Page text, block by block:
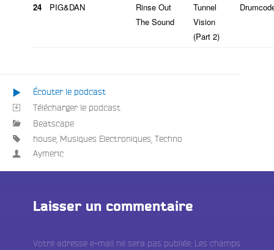
24 PIG&DAN
Rinse Out
The Sound
Tunnel
Vision
(Part 2)
Écouter le podcast
Télécharger le podcast
Beatscape
house Musiques Electroniques Techno
Aymeric
Laisser un commentaire
Votre adresse e-mail ne sera pas publiée. Les champs